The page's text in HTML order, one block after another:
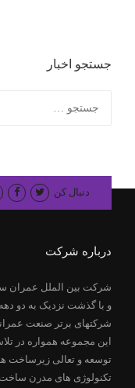
جستجو اخبار
برای:
دنبال کن
درباره شرکت
و با گذشت نزدیک به دو
شرکتهای برتر صنعت
این مجموعه همواره در
توسعه و تعالی زیرساخت
تکنولوژی های مدرن ساخت